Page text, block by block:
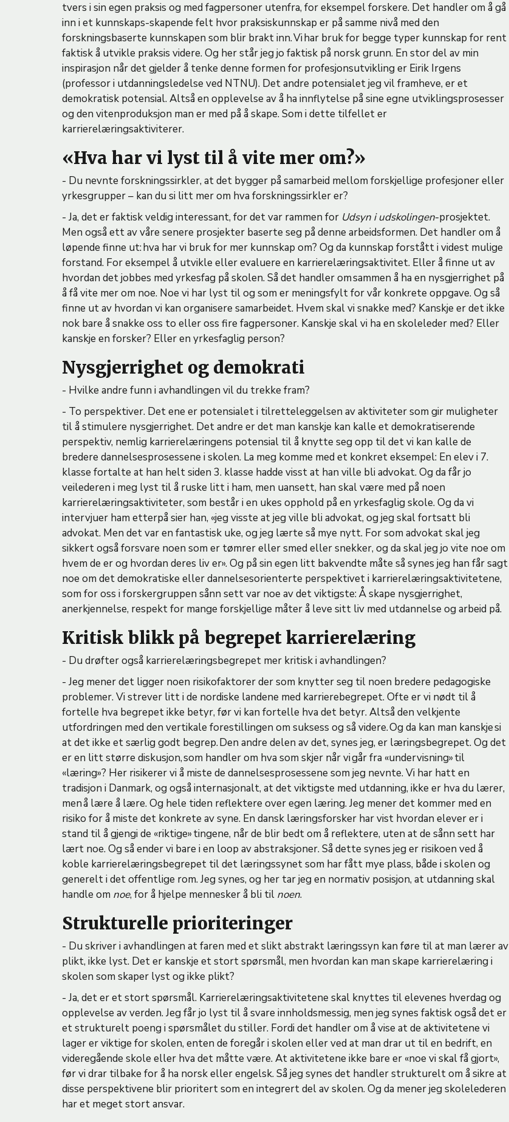
tvers i sin egen praksis og med fagpersoner utenfra, for eksempel forskere. Det handler om å gå
inn i et kunnskaps-skapende felt hvor praksiskunnskap er på samme nivå med den
forskningsbaserte kunnskapen som blir brakt inn. Vi har bruk for begge typer kunnskap for rent
faktisk å utvikle praksis videre. Og her står jeg jo faktisk på norsk grunn. En stor del av min
inspirasjon når det gjelder å tenke denne formen for profesjonsutvikling er Eirik Irgens
(professor i utdanningsledelse ved NTNU). Det andre potensialet jeg vil framheve, er et
demokratisk potensial. Altså en opplevelse av å ha innflytelse på sine egne utviklingsprosesser
og den vitenproduksjon man er med på å skape. Som i dette tilfellet er
karrierelæringsaktiviterer.
«Hva har vi lyst til å vite mer om?»
- Du nevnte forskningssirkler, at det bygger på samarbeid mellom forskjellige profesjoner eller
yrkesgrupper – kan du si litt mer om hva forskningssirkler er?
- Ja, det er faktisk veldig interessant, for det var rammen for Udsyn i udskolingen-prosjektet.
Men også ett av våre senere prosjekter baserte seg på denne arbeidsformen. Det handler om å
løpende finne ut: hva har vi bruk for mer kunnskap om? Og da kunnskap forstått i videst mulige
forstand. For eksempel å utvikle eller evaluere en karrierelæringsaktivitet. Eller å finne ut av
hvordan det jobbes med yrkesfag på skolen. Så det handler om sammen å ha en nysgjerrighet på
å få vite mer om noe. Noe vi har lyst til og som er meningsfylt for vår konkrete oppgave. Og så
finne ut av hvordan vi kan organisere samarbeidet. Hvem skal vi snakke med? Kanskje er det ikke
nok bare å snakke oss to eller oss fire fagpersoner. Kanskje skal vi ha en skoleleder med? Eller
kanskje en forsker? Eller en yrkesfaglig person?
Nysgjerrighet og demokrati
- Hvilke andre funn i avhandlingen vil du trekke fram?
- To perspektiver. Det ene er potensialet i tilretteleggelsen av aktiviteter som gir muligheter
til å stimulere nysgjerrighet. Det andre er det man kanskje kan kalle et demokratiserende
perspektiv, nemlig karrierelæringens potensial til å knytte seg opp til det vi kan kalle de
bredere dannelsesprosessene i skolen. La meg komme med et konkret eksempel: En elev i 7.
klasse fortalte at han helt siden 3. klasse hadde visst at han ville bli advokat. Og da får jo
veilederen i meg lyst til å ruske litt i ham, men uansett, han skal være med på noen
karrierelæringsaktiviteter, som består i en ukes opphold på en yrkesfaglig skole. Og da vi
intervjuer ham etterpå sier han, «jeg visste at jeg ville bli advokat, og jeg skal fortsatt bli
advokat. Men det var en fantastisk uke, og jeg lærte så mye nytt. For som advokat skal jeg
sikkert også forsvare noen som er tømrer eller smed eller snekker, og da skal jeg jo vite noe om
hvem de er og hvordan deres liv er». Og på sin egen litt bakvendte måte så synes jeg han får sagt
noe om det demokratiske eller dannelsesorienterte perspektivet i karrierelæringsaktivitetene,
som for oss i forskergruppen sånn sett var noe av det viktigste: Å skape nysgjerrighet,
anerkjennelse, respekt for mange forskjellige måter å leve sitt liv med utdannelse og arbeid på.
Kritisk blikk på begrepet karrierelæring
- Du drøfter også karrierelæringsbegrepet mer kritisk i avhandlingen?
- Jeg mener det ligger noen risikofaktorer der som knytter seg til noen bredere pedagogiske
problemer. Vi strever litt i de nordiske landene med karrierebegrepet. Ofte er vi nødt til å
fortelle hva begrepet ikke betyr, før vi kan fortelle hva det betyr. Altså den velkjente
utfordringen med den vertikale forestillingen om suksess og så videre. Og da kan man kanskje si
at det ikke et særlig godt begrep. Den andre delen av det, synes jeg, er læringsbegrepet. Og det
er en litt større diskusjon, som handler om hva som skjer når vi går fra «undervisning» til
«læring»? Her risikerer vi å miste de dannelsesprosessene som jeg nevnte. Vi har hatt en
tradisjon i Danmark, og også internasjonalt, at det viktigste med utdanning, ikke er hva du lærer,
men å lære å lære. Og hele tiden reflektere over egen læring. Jeg mener det kommer med en
risiko for å miste det konkrete av syne. En dansk læringsforsker har vist hvordan elever er i
stand til å gjengi de «riktige» tingene, når de blir bedt om å reflektere, uten at de sånn sett har
lært noe. Og så ender vi bare i en loop av abstraksjoner. Så dette synes jeg er risikoen ved å
koble karrierelæringsbegrepet til det læringssynet som har fått mye plass, både i skolen og
generelt i det offentlige rom. Jeg synes, og her tar jeg en normativ posisjon, at utdanning skal
handle om noe, for å hjelpe mennesker å bli til noen.
Strukturelle prioriteringer
- Du skriver i avhandlingen at faren med et slikt abstrakt læringssyn kan føre til at man lærer av
plikt, ikke lyst. Det er kanskje et stort spørsmål, men hvordan kan man skape karrierelæring i
skolen som skaper lyst og ikke plikt?
- Ja, det er et stort spørsmål. Karrierelæringsaktivitetene skal knyttes til elevenes hverdag og
opplevelse av verden. Jeg får jo lyst til å svare innholdsmessig, men jeg synes faktisk også det er
et strukturelt poeng i spørsmålet du stiller. Fordi det handler om å vise at de aktivitetene vi
lager er viktige for skolen, enten de foregår i skolen eller ved at man drar ut til en bedrift, en
videregående skole eller hva det måtte være. At aktivitetene ikke bare er «noe vi skal få gjort»,
før vi drar tilbake for å ha norsk eller engelsk. Så jeg synes det handler strukturelt om å sikre at
disse perspektivene blir prioritert som en integrert del av skolen. Og da mener jeg skolelederen
har et meget stort ansvar.